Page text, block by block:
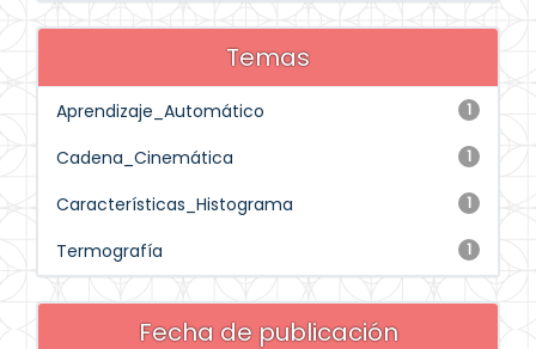
Temas
1
Aprendizaje_Automático
1
Cadena_Cinemática
1
Características_Histograma
1
Termografía
Fecha de publicación